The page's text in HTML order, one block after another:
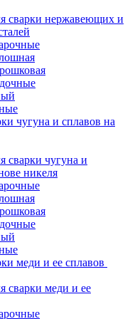
сварки нержавеющих и
чугуна и сплавов на
сварки чугуна и
никеля
меди и ее сплавов
сварки меди и ее